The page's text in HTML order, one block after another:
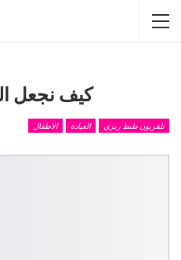
كيف نجعل
الاطفال العيادة تلفزيون طنط زيزي